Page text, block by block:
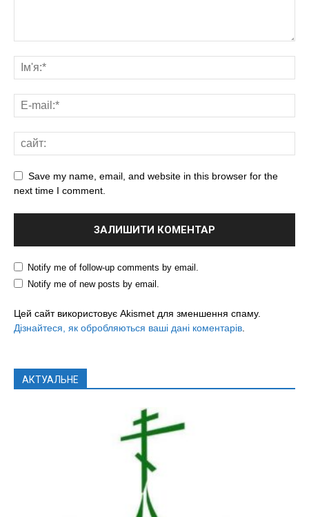
Save my name, email, and website in this browser for the
next time I comment.
Notify me of follow-up comments by email.
Notify me of new posts by email.
Цей сайт використовує Akismet для зменшення спаму.
Дізнайтеся, як обробляються ваші дані коментарів
АКТУАЛЬНЕ